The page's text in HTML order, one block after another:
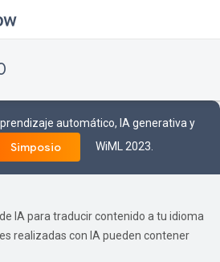
automático, IA generativa y
Simposio WiML 2023.
IA para traducir contenido a tu idioma
realizadas con IA pueden contener